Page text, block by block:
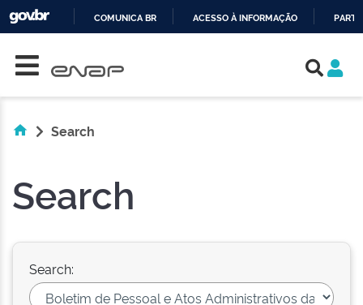
COMUNICA BR ACESSO À INFORMAÇÃO
Search
Search
Search: